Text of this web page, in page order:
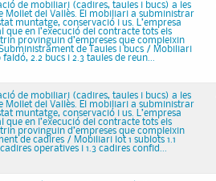
de mobiliari (cadires, taules i bucs) a les
Mollet del Vallès. El mobiliari a subministrar
muntatge, conservació i us. L’empresa
en l’execució del contracte tots els
provinguin d’empreses que compleixin
de Taules i bucs / Mobiliari
2.2 bucs i 2.3 taules de reun...
de mobiliari (cadires, taules i bucs) a les
Mollet del Vallès. El mobiliari a subministrar
muntatge, conservació i us. L’empresa
en l’execució del contracte tots els
provinguin d’empreses que compleixin
de cadires / Mobiliari lot 1 sublots 1.1
operatives i 1.3 cadires confid...